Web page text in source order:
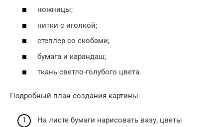
ножницы;
нитки с иголкой;
степлер со скобами;
бумага и карандаш;
ткань светло-голубого цвета.
Подробный план создания картины:
На листе бумаги нарисовать вазу, цветы